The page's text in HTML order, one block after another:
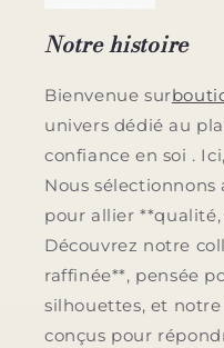
Notre histoire
Bienvenue sur
univers dédié au
confiance en soi .
Nous sélectionnons
pour allier
Découvrez notre
raffinée**, pensée
silhouettes, et notre
conçus pour